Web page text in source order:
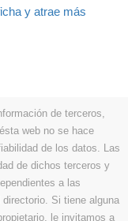
y atrae más
de terceros,
web no se hace
de los datos. Las
de dichos terceros y
a las
Si tiene alguna
le invitamos a